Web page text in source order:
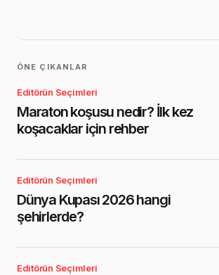
ÖNE ÇIKANLAR
Editörün Seçimleri
Maraton koşusu nedir? İlk kez
koşacaklar için rehber
Editörün Seçimleri
Dünya Kupası 2026 hangi
şehirlerde?
Editörün Seçimleri